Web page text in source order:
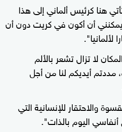
هنا كرئيس ألماني إلى هذا
أن أكون في كريت دون أن
لألمانيا".
لا تزال تشعر بالألم
مددتم أيديكم لنا من أجل
والاحتقار للإنسانية التي
أنفاسي اليوم بالذات".